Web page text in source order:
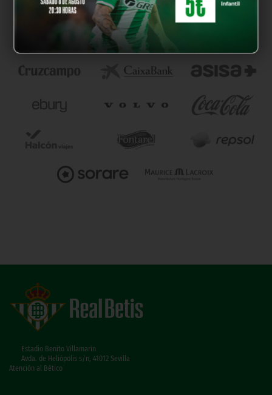
Estadio Benito Villamarín
Avda. de Heliópolis s/n, 41012 Sevilla
Atención al Bético